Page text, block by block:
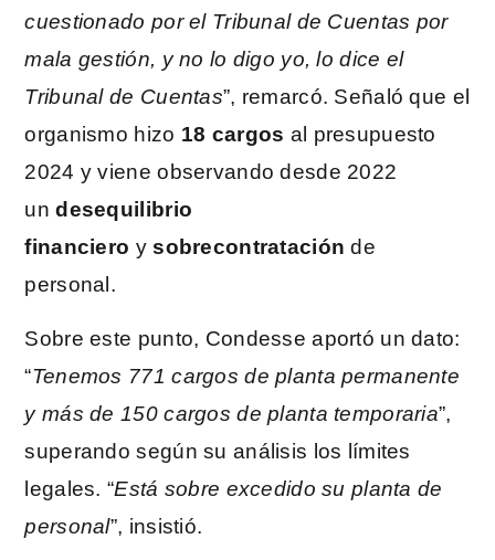
cuestionado por el Tribunal de Cuentas por
mala gestión, y no lo digo yo, lo dice el
Tribunal de Cuentas”, remarcó. Señaló que el
organismo hizo 18 cargos al presupuesto
2024 y viene observando desde 2022
undesequilibrio
financiero ysobrecontratación de
personal.
Sobre este punto, Condesse aportó un dato:
“Tenemos 771 cargos de planta permanente
y más de 150 cargos de planta temporaria”,
superando según su análisis los límites
legales. “Está sobre excedido su planta de
personal”, insistió.